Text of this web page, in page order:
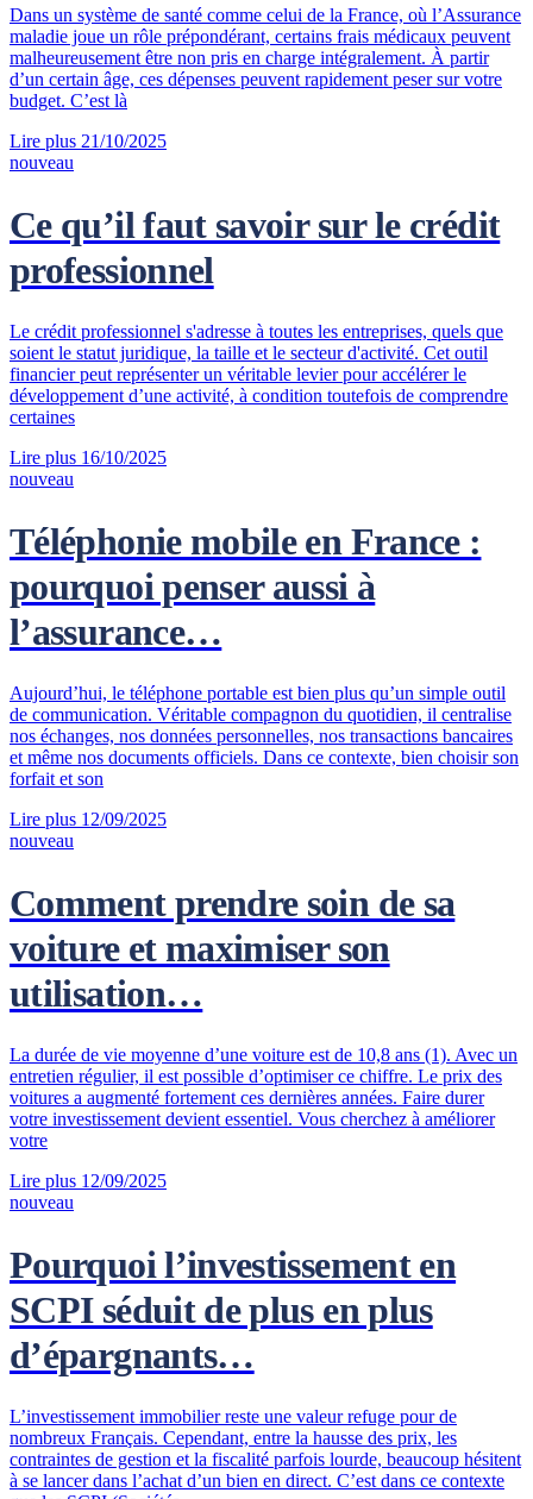
Dans un système de santé comme celui de la France, où l’Assurance
maladie joue un rôle prépondérant, certains frais médicaux peuvent
malheureusement être non pris en charge intégralement. À partir
d’un certain âge, ces dépenses peuvent rapidement peser sur votre
budget. C’est là
Lire plus 21/10/2025
nouveau
Ce qu’il faut savoir sur le crédit
professionnel
Le crédit professionnel s'adresse à toutes les entreprises, quels que
soient le statut juridique, la taille et le secteur d'activité. Cet outil
financier peut représenter un véritable levier pour accélérer le
développement d’une activité, à condition toutefois de comprendre
certaines
Lire plus 16/10/2025
nouveau
Téléphonie mobile en France :
pourquoi penser aussi à
l’assurance…
Aujourd’hui, le téléphone portable est bien plus qu’un simple outil
de communication. Véritable compagnon du quotidien, il centralise
nos échanges, nos données personnelles, nos transactions bancaires
et même nos documents officiels. Dans ce contexte, bien choisir son
forfait et son
Lire plus 12/09/2025
nouveau
Comment prendre soin de sa
voiture et maximiser son
utilisation…
La durée de vie moyenne d’une voiture est de 10,8 ans (1). Avec un
entretien régulier, il est possible d’optimiser ce chiffre. Le prix des
voitures a augmenté fortement ces dernières années. Faire durer
votre investissement devient essentiel. Vous cherchez à améliorer
votre
Lire plus 12/09/2025
nouveau
Pourquoi l’investissement en
SCPI séduit de plus en plus
d’épargnants…
L’investissement immobilier reste une valeur refuge pour de
nombreux Français. Cependant, entre la hausse des prix, les
contraintes de gestion et la fiscalité parfois lourde, beaucoup hésitent
à se lancer dans l’achat d’un bien en direct. C’est dans ce contexte